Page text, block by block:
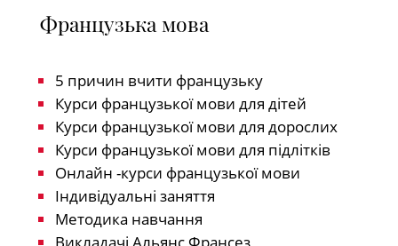
Французька мова
5 причин вчити французьку
Курси французької мови для дітей
Курси французької мови для дорослих
Курси французької мови для підлітків
Онлайн -курси французької мови
Індивідуальні заняття
Методика навчання